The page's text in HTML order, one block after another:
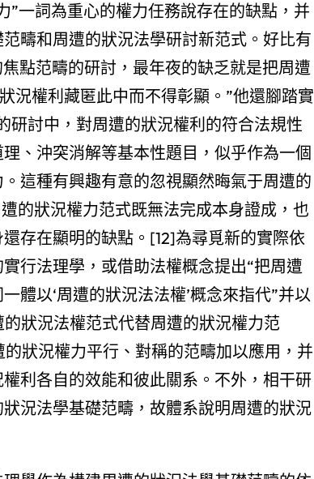
”一詞為重心的權力任務說存在的缺點，并
疇和周遭的狀況法學研討新范式。好比有
點范疇的研討，最年夜的缺乏就是把周遭
權利藏匿此中而不得彰顯。”他還腳踏實
研討中，對周遭的狀況權利的符合法規性
、沖突消解等基本性題目，似乎作為一個
這種有興趣有意的忽視顯然晦氣于周遭的
的狀況權力范式既無法完成本身證成，也
存在顯明的缺點。[12]為尋覓新的實際依
行法理學，或借助法權概念提出“把周遭
體以‘周遭的狀況法法權’概念來指代”并以
狀況法權范式代替周遭的狀況權力范
狀況權力平行、對稱的范疇加以應用，并
利各自的效能和彼此關系。不外，相干研
況法學基礎范疇，故體系說明周遭的狀況